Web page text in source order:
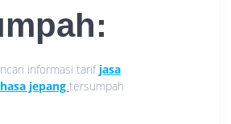
:
informasi tarif jasa
jepang tersumpah